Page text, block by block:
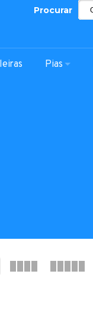
Procurar
Pias